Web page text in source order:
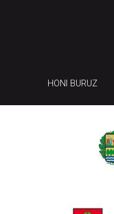
HONI BURUZ